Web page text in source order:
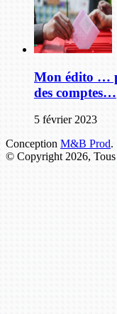
Mon édito …
des comptes…
5 février 2023
Conception M&B Prod.
© Copyright 2026, Tous